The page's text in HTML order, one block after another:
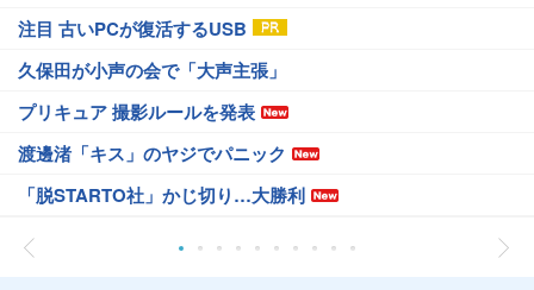
注目 古いPCが復活するUSB
久保田が小声の会で「大声主張」
プリキュア 撮影ルールを発表
渡邊渚「キス」のヤジでパニック
「脱STARTO社」かじ切り…大勝利